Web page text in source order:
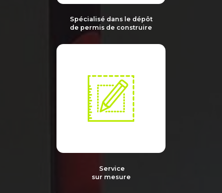
Spécialisé dans le dépôt
de permis de construire
Service
sur mesure